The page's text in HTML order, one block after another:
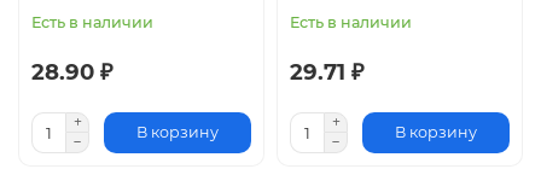
Есть в наличии
28.90 ₽
В корзину
Есть в наличии
29.71 ₽
В корзину